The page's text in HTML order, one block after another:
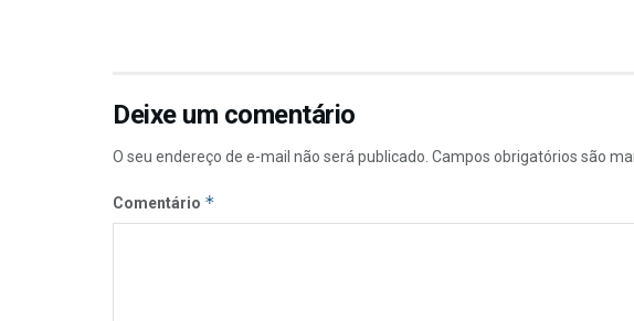
Deixe um comentário
O seu endereço de e-mail não será publicado. Campos obrigatórios são
Comentário *